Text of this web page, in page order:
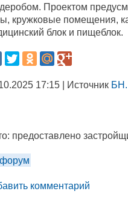
Проектом
кружковые помещения,
блок и пищеблок.
17:15 | Источник
предоставлено
комментарий